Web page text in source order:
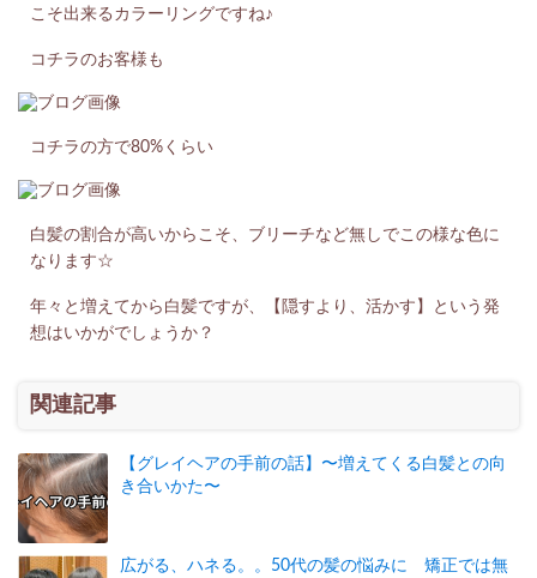
こそ出来るカラーリングですね♪
コチラのお客様も
コチラの方で80%くらい
白髪の割合が高いからこそ、ブリーチなど無しでこの様な色に
なります☆
年々と増えてから白髪ですが、【隠すより、活かす】という発
想はいかがでしょうか？
関連記事
【グレイヘアの手前の話】〜増えてくる白髪との向
き合いかた〜
広がる、ハネる。。50代の髪の悩みに 矯正では無